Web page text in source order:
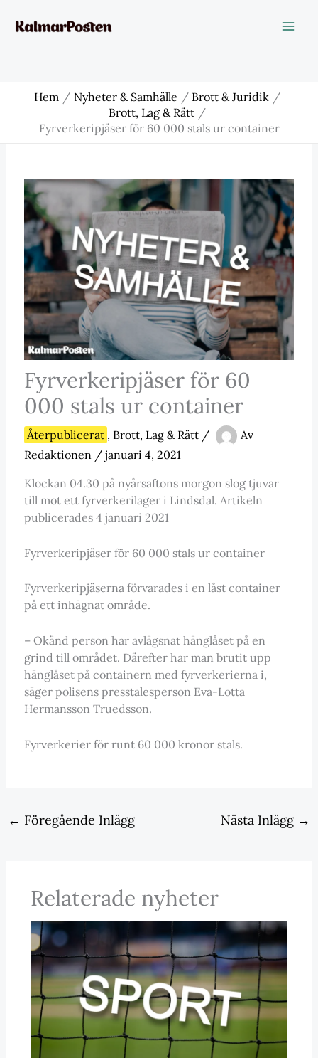
Hem Nyheter & Samhälle
Brott & Juridik
Brott, Lag & Rätt
Fyrverkeripjäser för 60 000 stals ur container
Fyrverkeripjäser för 60
000 stals ur container
Återpublicerat , Brott, Lag & Rätt/
Av
Redaktionen / januari 4, 2021
Klockan 04.30 på nyårsaftons morgon slog tjuvar
till mot ett fyrverkerilager i Lindsdal. Artikeln
publicerades 4 januari 2021
Fyrverkeripjäser för 60 000 stals ur container
Fyrverkeripjäserna förvarades i en låst container
på ett inhägnat område.
– Okänd person har avlägsnat hänglåset på en
grind till området. Därefter har man brutit upp
hänglåset på containern med fyrverkerierna i,
säger polisens presstalesperson Eva-Lotta
Hermansson Truedsson.
Fyrverkerier för runt 60 000 kronor stals.
← Föregående Inlägg Nästa Inlägg →
Relaterade nyheter